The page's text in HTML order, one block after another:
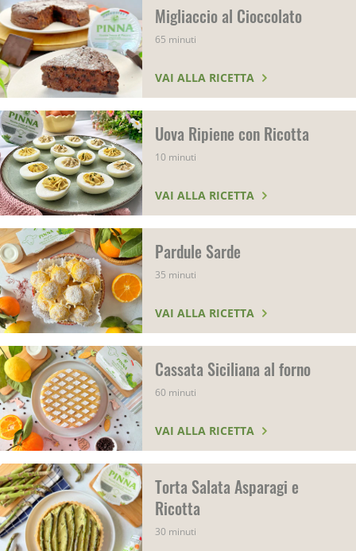
Migliaccio al Cioccolato
65 minuti
VAI ALLA RICETTA
Uova Ripiene con Ricotta
10 minuti
VAI ALLA RICETTA
Pardule Sarde
35 minuti
VAI ALLA RICETTA
Cassata Siciliana al forno
60 minuti
VAI ALLA RICETTA
Torta Salata Asparagi e
Ricotta
30 minuti